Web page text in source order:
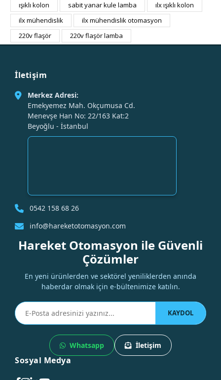
ışıklı kolon
sabit yanar kule lamba
ılx ışıklı kolon
ilx mühendislik
ilx mühendislik otomasyon
220v flaşör
220v flaşör lamba
İletişim
Merkez Adresi:
Emekyemez Mah. Okçumusa Cd.
Menevşe Han No: 22/163 Kat:2
Beyoğlu - İstanbul
0542 158 68 26
info@hareketotomasyon.com
Hareket Otomasyon ile Güvenli
Çözümler
En yeni ürünlerden ve sektörel yeniliklerden anında
haberdar olmak için e-bültenimize katılın.
KAYDOL
Whatsapp İletişim
Sosyal Medya